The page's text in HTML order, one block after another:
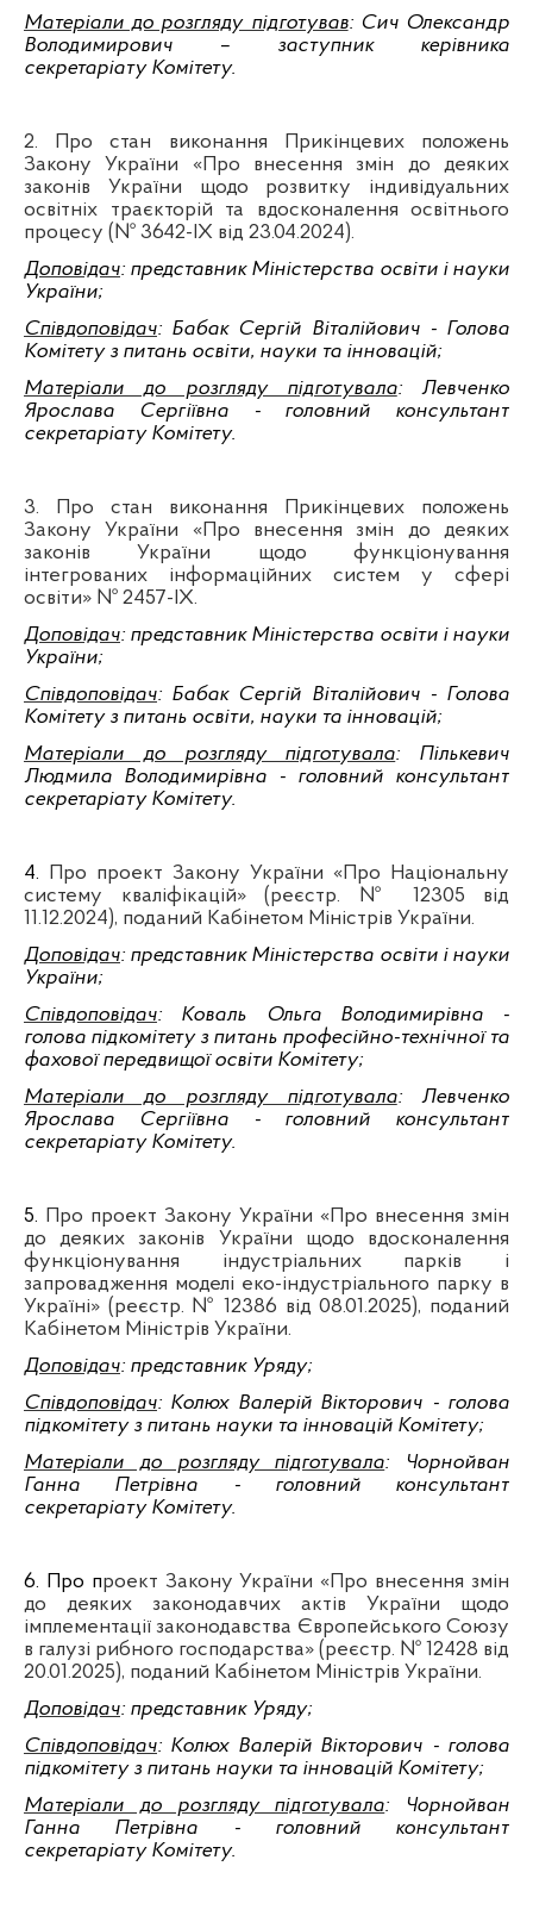
Матеріали до розгляду підготував: Сич Олександр
Володимирович – заступник керівника
секретаріату Комітету.
2. Про стан виконання Прикінцевих положень
Закону України «Про внесення змін до деяких
законів України щодо розвитку індивідуальних
освітніх траєкторій та вдосконалення освітнього
процесу (№ 3642-ІХ від 23.04.2024).
Доповідач: представник Міністерства освіти і науки
України;
Співдоповідач: Бабак Сергій Віталійович - Голова
Комітету з питань освіти, науки та інновацій;
Матеріали до розгляду підготувала: Левченко
Ярослава Сергіївна - головний консультант
секретаріату Комітету.
3. Про стан виконання Прикінцевих положень
Закону України «Про внесення змін до деяких
законів України щодо функціонування
інтегрованих інформаційних систем у сфері
освіти» № 2457-IX.
Доповідач: представник Міністерства освіти і науки
України;
Співдоповідач: Бабак Сергій Віталійович - Голова
Комітету з питань освіти, науки та інновацій;
Матеріали до розгляду підготувала: Пількевич
Людмила Володимирівна - головний консультант
секретаріату Комітету.
4. Про проект Закону України «Про Національну
систему кваліфікацій» (реєстр. № 12305 від
11.12.2024), поданий Кабінетом Міністрів України.
Доповідач: представник Міністерства освіти і науки
України;
Співдоповідач: Коваль Ольга Володимирівна -
голова підкомітету з питань професійно-технічної та
фахової передвищої освіти Комітету;
Матеріали до розгляду підготувала: Левченко
Ярослава Сергіївна - головний консультант
секретаріату Комітету.
5. Про проект Закону України «Про внесення змін
до деяких законів України щодо вдосконалення
функціонування індустріальних парків і
запровадження моделі еко-індустріального парку в
Україні» (реєстр. № 12386 від 08.01.2025), поданий
Кабінетом Міністрів України.
Доповідач: представник Уряду;
Співдоповідач: Колюх Валерій Вікторович - голова
підкомітету з питань науки та інновацій Комітету;
Матеріали до розгляду підготувала: Чорнойван
Ганна Петрівна - головний консультант
секретаріату Комітету.
6. Про проект Закону України «Про внесення змін
до деяких законодавчих актів України щодо
імплементації законодавства Європейського Союзу
в галузі рибного господарства» (реєстр. № 12428 від
20.01.2025), поданий Кабінетом Міністрів України.
Доповідач: представник Уряду;
Співдоповідач: Колюх Валерій Вікторович - голова
підкомітету з питань науки та інновацій Комітету;
Матеріали до розгляду підготувала: Чорнойван
Ганна Петрівна - головний консультант
секретаріату Комітету.